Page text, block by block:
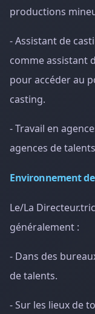
productions
- Assistant de
comme assistant
pour accéder au
casting.
- Travail en
agences de
Environnement
Le/La
généralement :
- Dans des
de talents.
- Sur les lieux de